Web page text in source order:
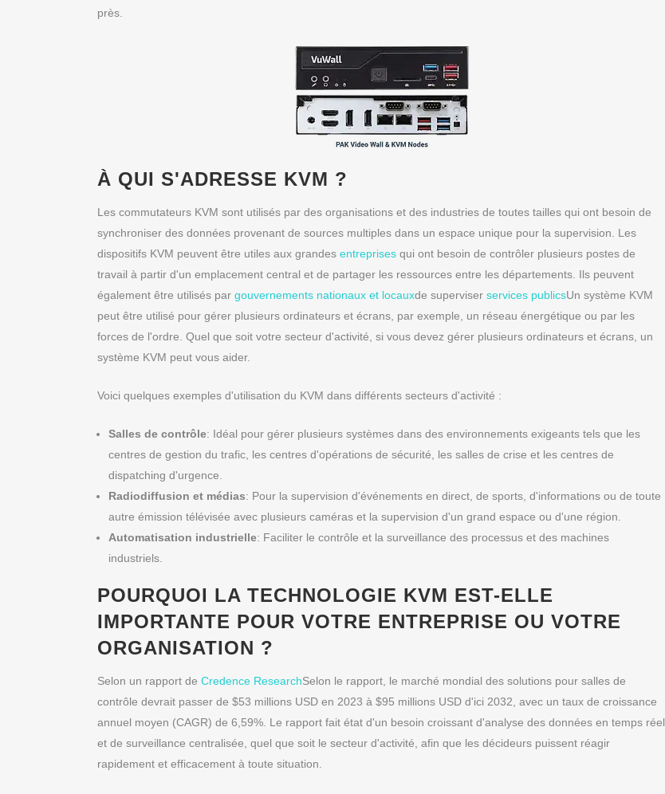
près.
À QUI S'ADRESSE KVM ?
Les commutateurs KVM sont utilisés par des organisations et des industries de toutes tailles qui ont besoin de
synchroniser des données provenant de sources multiples dans un espace unique pour la supervision. Les
dispositifs KVM peuvent être utiles aux grandes entreprises qui ont besoin de contrôler plusieurs postes de
travail à partir d'un emplacement central et de partager les ressources entre les départements. Ils peuvent
également être utilisés par gouvernements nationaux et locauxde superviser services publicsUn système KVM
peut être utilisé pour gérer plusieurs ordinateurs et écrans, par exemple, un réseau énergétique ou par les
forces de l'ordre. Quel que soit votre secteur d'activité, si vous devez gérer plusieurs ordinateurs et écrans, un
système KVM peut vous aider.
Voici quelques exemples d'utilisation du KVM dans différents secteurs d'activité :
Salles de contrôle: Idéal pour gérer plusieurs systèmes dans des environnements exigeants tels que les
centres de gestion du trafic, les centres d'opérations de sécurité, les salles de crise et les centres de
dispatching d'urgence.
Radiodiffusion et médias: Pour la supervision d'événements en direct, de sports, d'informations ou de toute
autre émission télévisée avec plusieurs caméras et la supervision d'un grand espace ou d'une région.
Automatisation industrielle: Faciliter le contrôle et la surveillance des processus et des machines
industriels.
POURQUOI LA TECHNOLOGIE KVM EST-ELLE
IMPORTANTE POUR VOTRE ENTREPRISE OU VOTRE
ORGANISATION ?
Selon un rapport de Credence ResearchSelon le rapport, le marché mondial des solutions pour salles de
contrôle devrait passer de $53 millions USD en 2023 à $95 millions USD d'ici 2032, avec un taux de croissance
annuel moyen (CAGR) de 6,59%. Le rapport fait état d'un besoin croissant d'analyse des données en temps réel
et de surveillance centralisée, quel que soit le secteur d'activité, afin que les décideurs puissent réagir
rapidement et efficacement à toute situation.